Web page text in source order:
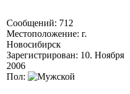
Сообщений: 712
Местоположение: г.
Новосибирск
Зарегистрирован: 10. Ноября
2006
Пол: